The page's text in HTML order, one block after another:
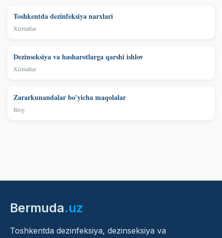
Toshkentda dezinfeksiya narxlari
Xizmatlar
Dezinseksiya va hasharotlarga qarshi ishlov
Xizmatlar
Zararkunandalar bo'yicha maqolalar
Blog
Bermuda.uz
Toshkentda dezinfeksiya, dezinseksiya va